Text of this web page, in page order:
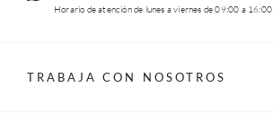
Horario de atención de lunes a viernes de 09:00 a 16:00
TRABAJA CON NOSOTROS